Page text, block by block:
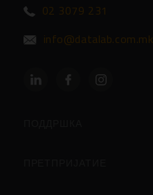
02 3079 231
info@datalab.com.mk